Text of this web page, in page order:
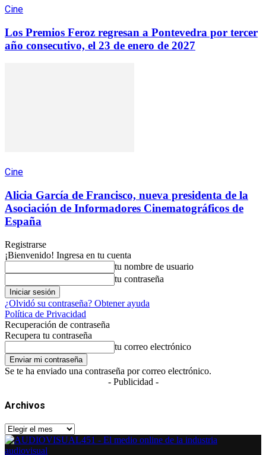
Cine
Los Premios Feroz regresan a Pontevedra por tercer
año consecutivo, el 23 de enero de 2027
Cine
Alicia García de Francisco, nueva presidenta de la
Asociación de Informadores Cinematográficos de
España
Registrarse
¡Bienvenido! Ingresa en tu cuenta
tu nombre de usuario
tu contraseña
¿Olvidó su contraseña? Obtener ayuda
Política de Privacidad
Recuperación de contraseña
Recupera tu contraseña
tu correo electrónico
Se te ha enviado una contraseña por correo electrónico.
- Publicidad -
Archivos
Archivos